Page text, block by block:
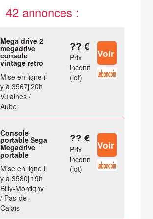
42 annonces :
Mega drive 2
megadrive
console
vintage retro
Mise en ligne il
y a 3567j 20h
Vulaines /
Aube
?? €
Prix
inconnu
(lot)
Console
portable Sega
Megadrive
portable
Mise en ligne il
y a 3580j 19h
Billy-Montigny
/ Pas-de-
Calais
?? €
Prix
inconnu
(lot)